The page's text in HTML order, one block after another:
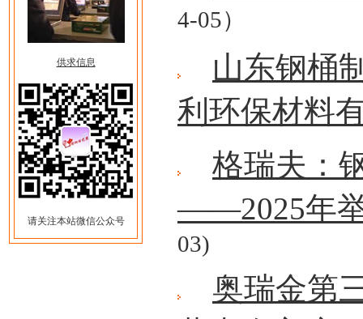
供求信息
请关注本站微信公众号
4-05）
山东钢桶
利环保材料
格瑞夫：
——2025年
03)
奥瑞金第